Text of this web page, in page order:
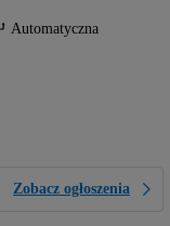
Automatyczna
Zobacz ogłoszenia